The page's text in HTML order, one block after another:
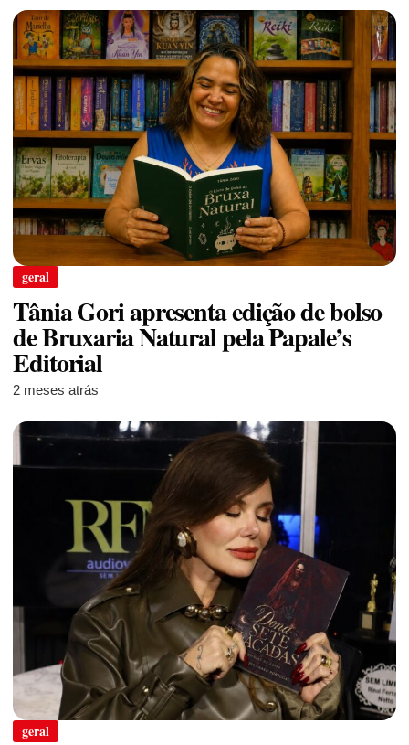
geral
Tânia Gori apresenta edição de bolso
de Bruxaria Natural pela Papale’s
Editorial
2 meses atrás
geral